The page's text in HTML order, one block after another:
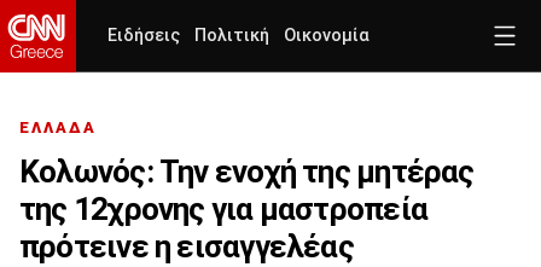
Ειδήσεις Πολιτική Οικονομία
ΕΛΛΑΔΑ
Κολωνός: Την ενοχή της μητέρας
της 12χρονης για μαστρoπεία
πρότεινε η εισαγγελέας